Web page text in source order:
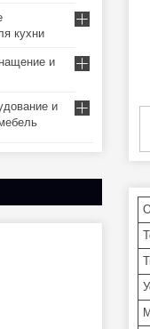
кухни
и
и